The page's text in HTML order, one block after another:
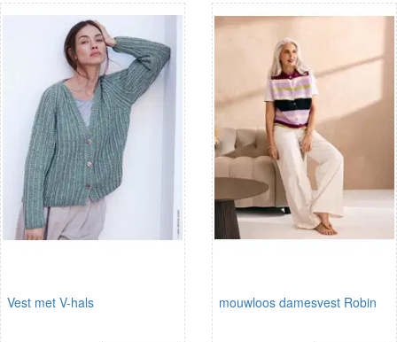
Vest met V-hals mouwloos damesvest Robin